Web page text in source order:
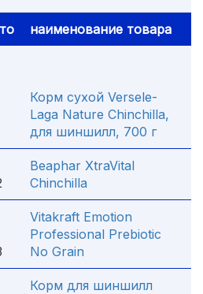
наименование товара
Корм сухой Versele-
Laga Nature Chinchilla,
для шиншилл, 700 г
Beaphar XtraVital
Chinchilla
Vitakraft Emotion
Professional Prebiotic
No Grain
Корм для шиншилл